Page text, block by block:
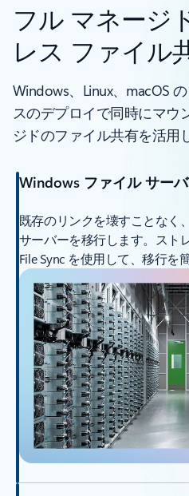
フル マネージ
レス ファイル
Windows、Linux、macOS
スのデプロイで同時にマウ
ジドのファイル共有を活用
Windows ファイル サー
既存のリンクを壊すことなく
サーバーを移行します。スト
File Sync を使用して、移行を